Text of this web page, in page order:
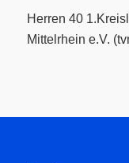
Herren 40
Mittelrhein e.V.